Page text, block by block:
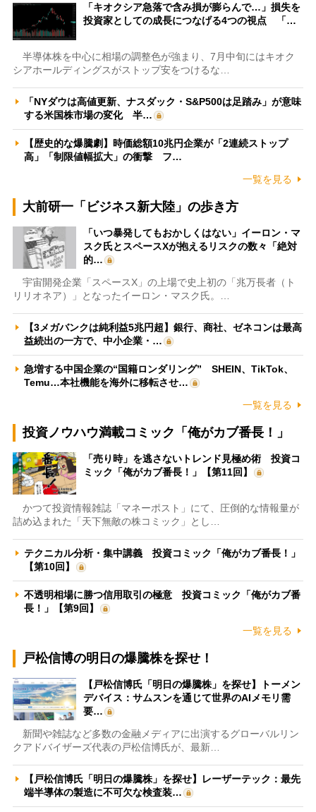
「キオクシア急落で含み損が膨らんで…」損失を
投資家としての成長につなげる4つの視点 「…
半導体株を中心に相場の調整色が強まり、7月中旬にはキオク
シアホールディングスがストップ安をつけるな…
「NYダウは高値更新、ナスダック・S&P500は足踏み」が意味
する米国株市場の変化 半…
【歴史的な爆騰劇】時価総額10兆円企業が「2連続ストップ
高」「制限値幅拡大」の衝撃 フ…
一覧を見る
大前研一「ビジネス新大陸」の歩き方
「いつ暴発してもおかしくはない」イーロン・マ
スク氏とスペースXが抱えるリスクの数々「絶対
的…
宇宙開発企業「スペースX」の上場で史上初の「兆万長者（ト
リリオネア）」となったイーロン・マスク氏。…
【3メガバンクは純利益5兆円超】銀行、商社、ゼネコンは最高
益続出の一方で、中小企業・…
急増する中国企業の“国籍ロンダリング” SHEIN、TikTok、
Temu…本社機能を海外に移転させ…
一覧を見る
投資ノウハウ満載コミック「俺がカブ番長！」
「売り時」を逃さないトレンド見極め術 投資コ
ミック「俺がカブ番長！」【第11回】
かつて投資情報雑誌「マネーポスト」にて、圧倒的な情報量が
詰め込まれた「天下無敵の株コミック」とし…
テクニカル分析・集中講義 投資コミック「俺がカブ番長！」
【第10回】
不透明相場に勝つ信用取引の極意 投資コミック「俺がカブ番
長！」【第9回】
一覧を見る
戸松信博の明日の爆騰株を探せ！
【戸松信博氏「明日の爆騰株」を探せ】トーメン
デバイス：サムスンを通じて世界のAIメモリ需
要…
新聞や雑誌など多数の金融メディアに出演するグローバルリン
クアドバイザーズ代表の戸松信博氏が、最新…
【戸松信博氏「明日の爆騰株」を探せ】レーザーテック：最先
端半導体の製造に不可欠な検査装…